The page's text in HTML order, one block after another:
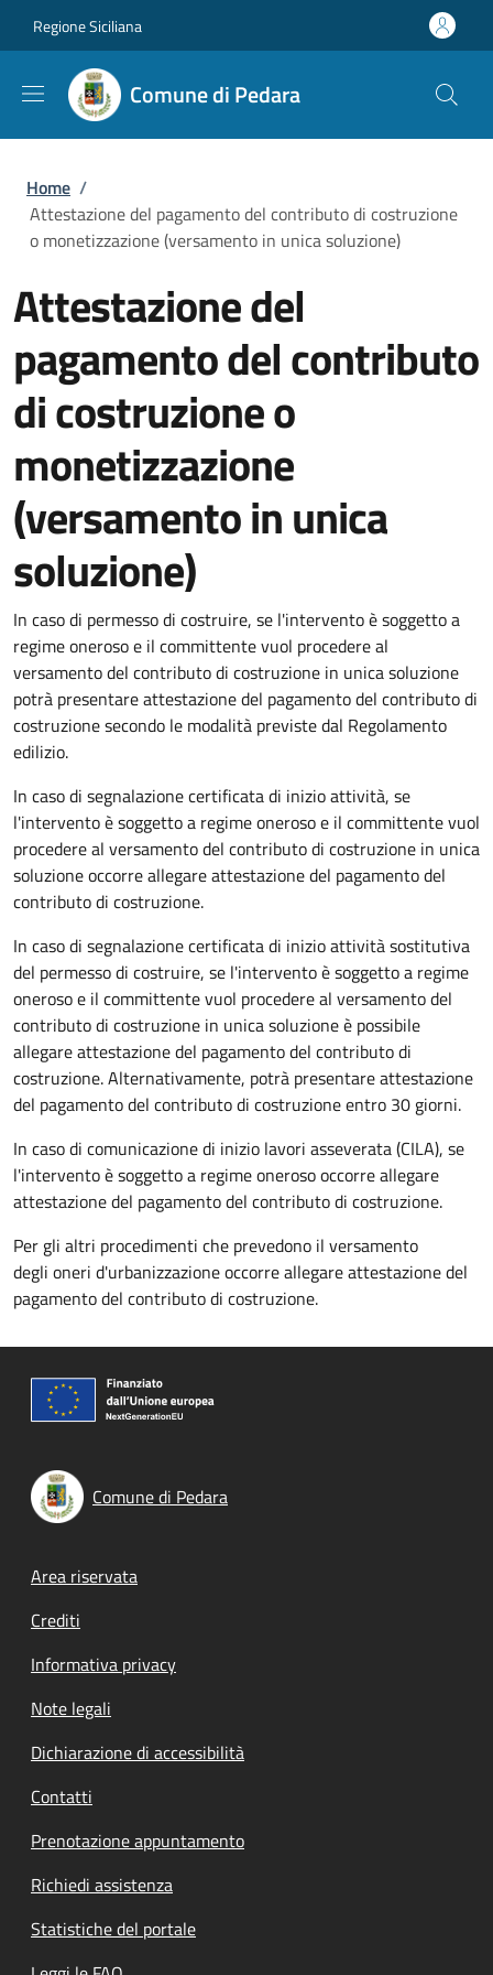
Regione Siciliana
Comune di Pedara
Briciole di pane
Home /
Attestazione del pagamento del contributo di costruzione
o monetizzazione (versamento in unica soluzione)
Attestazione del
pagamento del contributo
di costruzione o
monetizzazione
(versamento in unica
soluzione)
In caso di permesso di costruire, se l'intervento è soggetto a
regime oneroso e il committente vuol procedere al
versamento del contributo di costruzione in unica soluzione
potrà presentare attestazione del pagamento del contributo di
costruzione secondo le modalità previste dal Regolamento
edilizio.
In caso di segnalazione certificata di inizio attività, se
l'intervento è soggetto a regime oneroso e il committente vuol
procedere al versamento del contributo di costruzione in unica
soluzione occorre allegare attestazione del pagamento del
contributo di costruzione.
In caso di segnalazione certificata di inizio attività sostitutiva
del permesso di costruire, se l'intervento è soggetto a regime
oneroso e il committente vuol procedere al versamento del
contributo di costruzione in unica soluzione è possibile
allegare attestazione del pagamento del contributo di
costruzione. Alternativamente, potrà presentare attestazione
del pagamento del contributo di costruzione entro 30 giorni.
In caso di comunicazione di inizio lavori asseverata (CILA), se
l'intervento è soggetto a regime oneroso occorre allegare
attestazione del pagamento del contributo di costruzione.
Per gli altri procedimenti che prevedono il versamento
degli oneri d'urbanizzazione occorre allegare attestazione del
pagamento del contributo di costruzione.
Comune di Pedara
Footer menu
Area riservata
Crediti
Informativa privacy
Note legali
Dichiarazione di accessibilità
Contatti
Prenotazione appuntamento
Richiedi assistenza
Statistiche del portale